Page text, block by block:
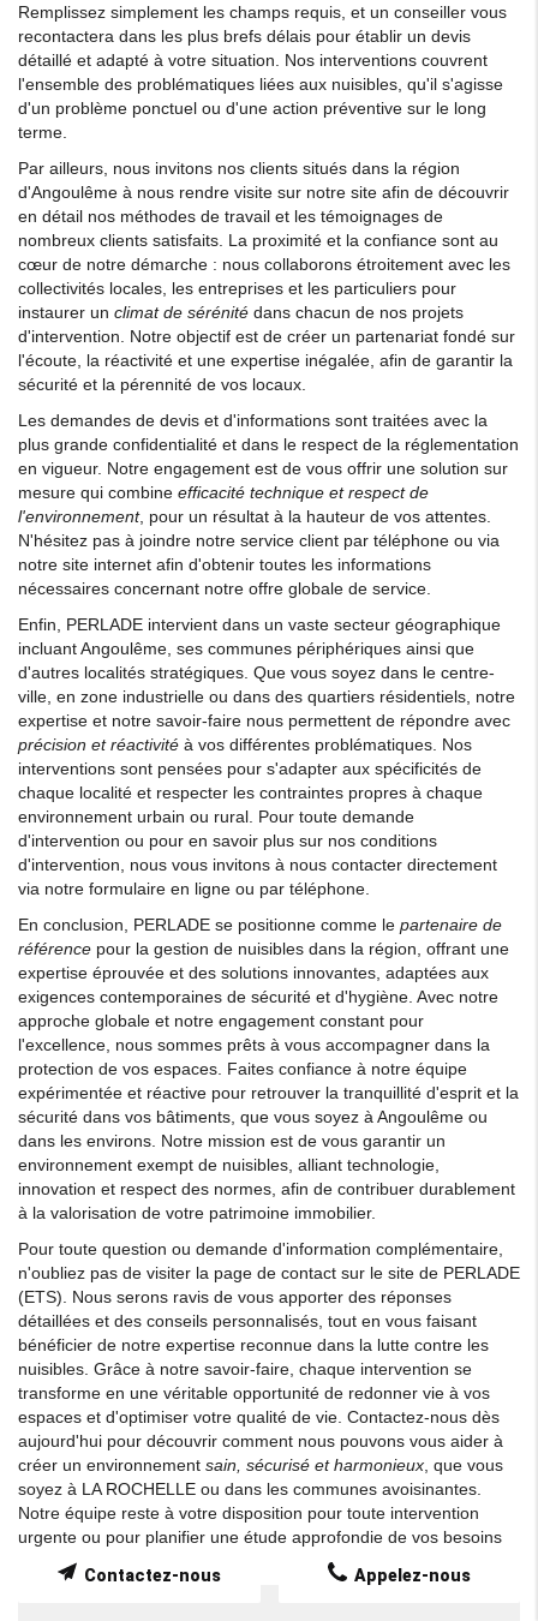
Remplissez simplement les champs requis, et un conseiller vous
recontactera dans les plus brefs délais pour établir un devis
détaillé et adapté à votre situation. Nos interventions couvrent
l'ensemble des problématiques liées aux nuisibles, qu'il s'agisse
d'un problème ponctuel ou d'une action préventive sur le long
terme.
Par ailleurs, nous invitons nos clients situés dans la région
d'Angoulême à nous rendre visite sur notre site afin de découvrir
en détail nos méthodes de travail et les témoignages de
nombreux clients satisfaits. La proximité et la confiance sont au
cœur de notre démarche : nous collaborons étroitement avec les
collectivités locales, les entreprises et les particuliers pour
instaurer un climat de sérénité dans chacun de nos projets
d'intervention. Notre objectif est de créer un partenariat fondé sur
l'écoute, la réactivité et une expertise inégalée, afin de garantir la
sécurité et la pérennité de vos locaux.
Les demandes de devis et d'informations sont traitées avec la
plus grande confidentialité et dans le respect de la réglementation
en vigueur. Notre engagement est de vous offrir une solution sur
mesure qui combine efficacité technique et respect de
l'environnement, pour un résultat à la hauteur de vos attentes.
N'hésitez pas à joindre notre service client par téléphone ou via
notre site internet afin d'obtenir toutes les informations
nécessaires concernant notre offre globale de service.
Enfin, PERLADE intervient dans un vaste secteur géographique
incluant Angoulême, ses communes périphériques ainsi que
d'autres localités stratégiques. Que vous soyez dans le centre-
ville, en zone industrielle ou dans des quartiers résidentiels, notre
expertise et notre savoir-faire nous permettent de répondre avec
précision et réactivité à vos différentes problématiques. Nos
interventions sont pensées pour s'adapter aux spécificités de
chaque localité et respecter les contraintes propres à chaque
environnement urbain ou rural. Pour toute demande
d'intervention ou pour en savoir plus sur nos conditions
d'intervention, nous vous invitons à nous contacter directement
via notre formulaire en ligne ou par téléphone.
En conclusion, PERLADE se positionne comme le partenaire de
référence pour la gestion de nuisibles dans la région, offrant une
expertise éprouvée et des solutions innovantes, adaptées aux
exigences contemporaines de sécurité et d'hygiène. Avec notre
approche globale et notre engagement constant pour
l'excellence, nous sommes prêts à vous accompagner dans la
protection de vos espaces. Faites confiance à notre équipe
expérimentée et réactive pour retrouver la tranquillité d'esprit et la
sécurité dans vos bâtiments, que vous soyez à Angoulême ou
dans les environs. Notre mission est de vous garantir un
environnement exempt de nuisibles, alliant technologie,
innovation et respect des normes, afin de contribuer durablement
à la valorisation de votre patrimoine immobilier.
Pour toute question ou demande d'information complémentaire,
n'oubliez pas de visiter la page de contact sur le site de PERLADE
(ETS). Nous serons ravis de vous apporter des réponses
détaillées et des conseils personnalisés, tout en vous faisant
bénéficier de notre expertise reconnue dans la lutte contre les
nuisibles. Grâce à notre savoir-faire, chaque intervention se
transforme en une véritable opportunité de redonner vie à vos
espaces et d'optimiser votre qualité de vie. Contactez-nous dès
aujourd'hui pour découvrir comment nous pouvons vous aider à
créer un environnement sain, sécurisé et harmonieux, que vous
soyez à LA ROCHELLE ou dans les communes avoisinantes.
Notre équipe reste à votre disposition pour toute intervention
urgente ou pour planifier une étude approfondie de vos besoins
spécifiques.
Appelez-nous
Contactez-nous